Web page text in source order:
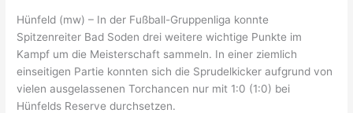
Hünfeld (mw) – In der Fußball-Gruppenliga konnte
Spitzenreiter Bad Soden drei weitere wichtige Punkte im
Kampf um die Meisterschaft sammeln. In einer ziemlich
einseitigen Partie konnten sich die Sprudelkicker aufgrund von
vielen ausgelassenen Torchancen nur mit 1:0 (1:0) bei
Hünfelds Reserve durchsetzen.